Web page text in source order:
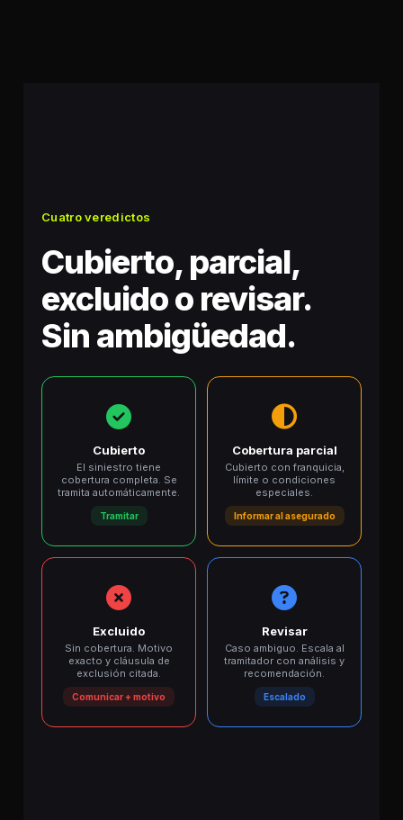
Cuatro veredictos
Cubierto, parcial,
excluido o revisar.
Sin ambigüedad.
Cubierto
El siniestro tiene
cobertura completa. Se
tramita automáticamente.
Tramitar
Cobertura parcial
Cubierto con franquicia,
límite o condiciones
especiales.
Informar al asegurado
Excluido
Sin cobertura. Motivo
exacto y cláusula de
exclusión citada.
Comunicar + motivo
Revisar
Caso ambiguo. Escala al
tramitador con análisis y
recomendación.
Escalado